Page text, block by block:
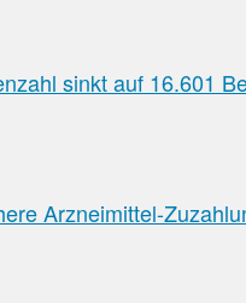
sinkt auf 16.601
Arzneimittel-